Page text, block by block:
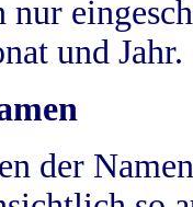
nur
und Jahr.
der